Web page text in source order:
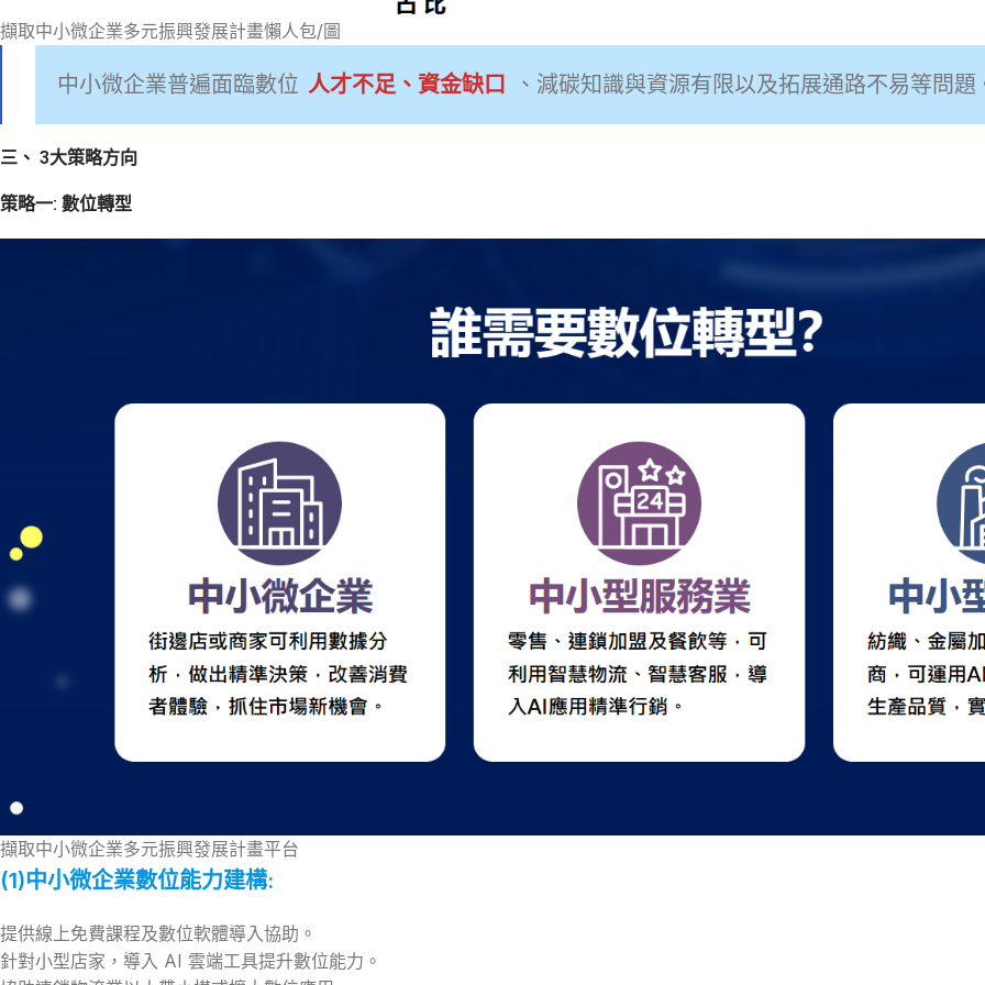
擷取中小微企業多元振興發展計畫懶人包/圖
中小微企業普遍面臨數位 人才不足、資金缺口 、減碳知識與資源有限以及拓展通路不易等問題
三、 3大策略方向
策略一: 數位轉型
擷取中小微企業多元振興發展計畫平台
(1)中小微企業數位能力建構:
提供線上免費課程及數位軟體導入協助。
針對小型店家，導入 AI 雲端工具提升數位能力。